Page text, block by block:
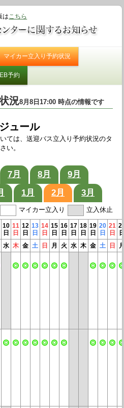
はこちら
マイカー立入り予約状況
予約
況8月8日17:00 時点の情報です
ュール
ては、送迎バス立入り予約状況のタ
い。
7月 8月
9月
1月 2月 3月
マイカー立入り 立入休止
10
日
11
日
12
日
13
日
14
日
15
日
16
日
17
日
18
日
19
日
20
日
21
日
水 木 金 土 日 月 火 水 木 金 土 日